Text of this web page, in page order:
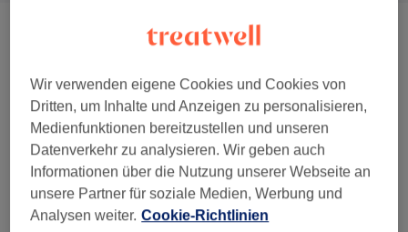
7)
Salonbewertungen
4,9
Wir verwenden eigene Cookies und Cookies von
Dritten, um Inhalte und Anzeigen zu personalisieren,
Medienfunktionen bereitzustellen und unseren
Datenverkehr zu analysieren. Wir geben auch
Informationen über die Nutzung unserer Webseite an
unsere Partner für soziale Medien, Werbung und
Analysen weiter. Cookie-Richtlinien